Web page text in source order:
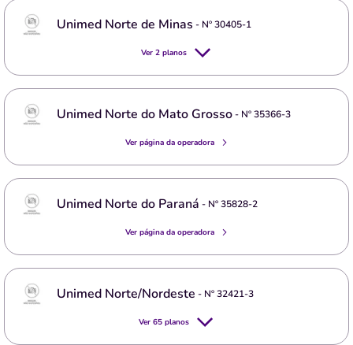
Unimed Norte de Minas - Nº30405-1
Ver 2 planos
Unimed Norte do Mato Grosso- Nº35366-3
Ver página da operadora
Unimed Norte do Paraná - Nº35828-2
Ver página da operadora
Unimed Norte/Nordeste - Nº32421-3
Ver 65 planos